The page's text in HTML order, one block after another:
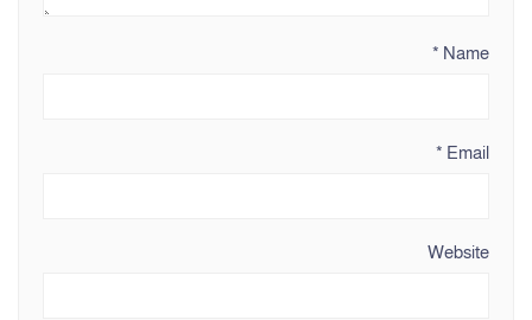
Name
*
Email
*
Website